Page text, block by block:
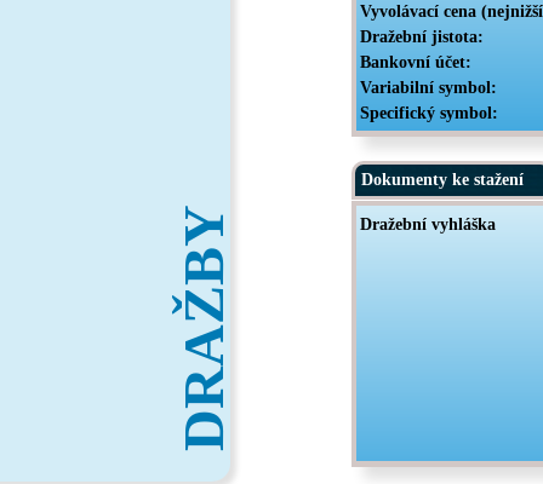
DRAŽBY
Vyvolávací cena
Dražební jistota:
Bankovní účet:
Variabilní symbol:
Specifický symbol:
Dokumenty ke stažení
Dražební vyhláška